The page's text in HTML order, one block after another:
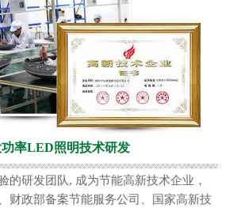
功率LED照明技术研发
的研发团队, 成为节能高新技术企业，
财政部备案节能服务公司、国家高新技